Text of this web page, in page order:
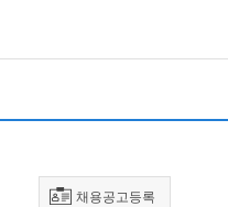
채용공고등록